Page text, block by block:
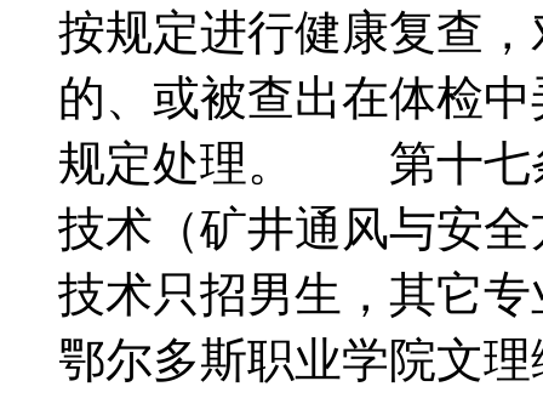
按规定进行健康复查
的、或被查出在体检
规定处理。 第十七
技术（矿井通风与安
技术只招男生，其它
鄂尔多斯职业学院文